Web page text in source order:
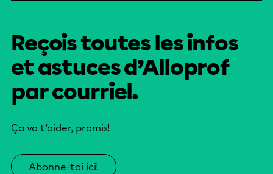
Reçois toutes les infos
et astuces d’Alloprof
par courriel.
Ça va t’aider, promis!
Abonne-toi ici!